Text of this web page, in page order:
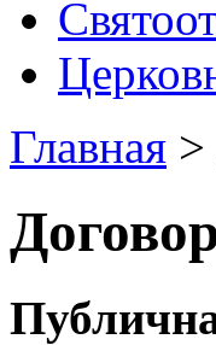
Главная >